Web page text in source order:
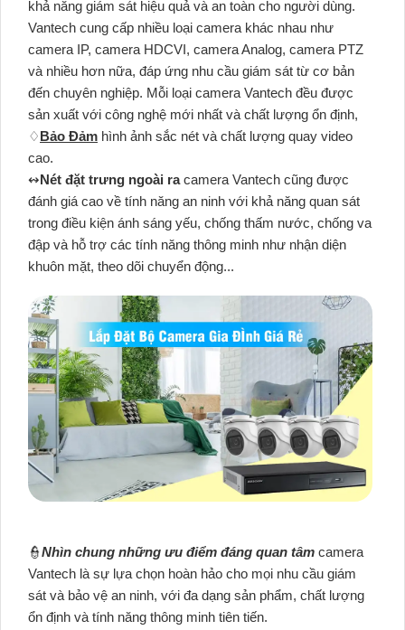
khả năng giám sát hiệu quả và an toàn cho người dùng.
Vantech cung cấp nhiều loại camera khác nhau như
camera IP, camera HDCVI, camera Analog, camera PTZ
và nhiều hơn nữa, đáp ứng nhu cầu giám sát từ cơ bản
đến chuyên nghiệp. Mỗi loại camera Vantech đều được
sản xuất với công nghệ mới nhất và chất lượng ổn định,
♢Bảo Đảm hình ảnh sắc nét và chất lượng quay video
cao.
↭Nét đặt trưng ngoài racamera Vantech cũng được
đánh giá cao về tính năng an ninh với khả năng quan sát
trong điều kiện ánh sáng yếu, chống thấm nước, chống va
đập và hỗ trợ các tính năng thông minh như nhận diện
khuôn mặt, theo dõi chuyển động...
👮Nhìn chung những ưu điểm đáng quan tâm camera
Vantech là sự lựa chọn hoàn hảo cho mọi nhu cầu giám
sát và bảo vệ an ninh, với đa dạng sản phẩm, chất lượng
ổn định và tính năng thông minh tiên tiến.